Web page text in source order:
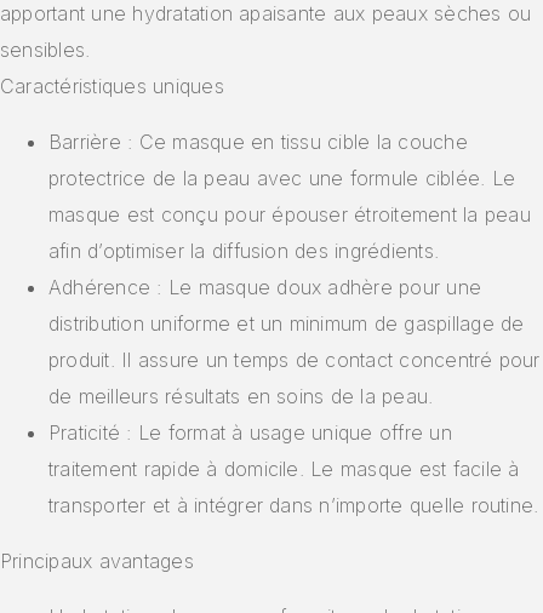
apportant une hydratation apaisante aux peaux sèches ou
sensibles.
Caractéristiques uniques
Barrière : Ce masque en tissu cible la couche
protectrice de la peau avec une formule ciblée. Le
masque est conçu pour épouser étroitement la peau
afin d’optimiser la diffusion des ingrédients.
Adhérence : Le masque doux adhère pour une
distribution uniforme et un minimum de gaspillage de
produit. Il assure un temps de contact concentré pour
de meilleurs résultats en soins de la peau.
Praticité : Le format à usage unique offre un
traitement rapide à domicile. Le masque est facile à
transporter et à intégrer dans n’importe quelle routine.
Principaux avantages